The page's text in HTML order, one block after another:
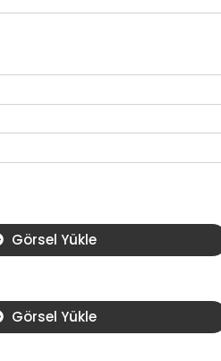
Görsel Yükle
Görsel Yükle